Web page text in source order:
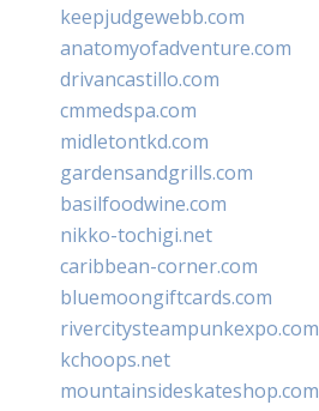
keepjudgewebb.com
anatomyofadventure.com
drivancastillo.com
cmmedspa.com
midletontkd.com
gardensandgrills.com
basilfoodwine.com
nikko-tochigi.net
caribbean-corner.com
bluemoongiftcards.com
rivercitysteampunkexpo.com
kchoops.net
mountainsideskateshop.com